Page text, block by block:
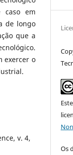
caso em
de longo
que a
exercer o
v. 4,
Os